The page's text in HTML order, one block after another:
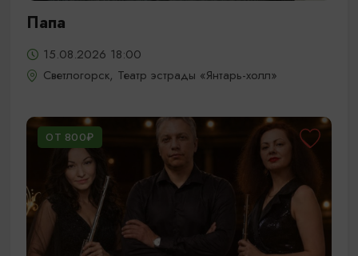
Папа
15.08.2026 18:00
Светлогорск, Театр эстрады «Янтарь-холл»
ОТ 800₽